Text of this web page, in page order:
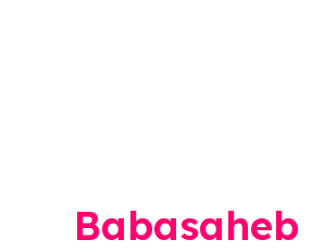
Babasaheb